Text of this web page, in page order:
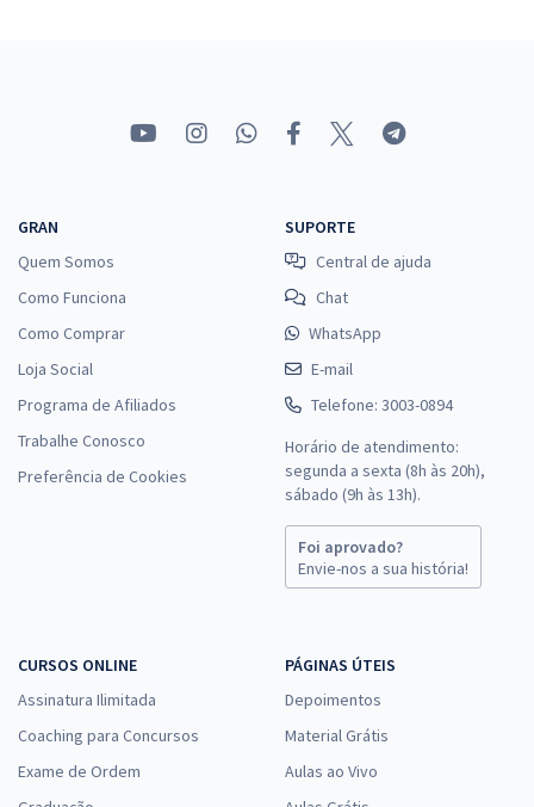
GRAN
Quem Somos
Como Funciona
Como Comprar
Loja Social
Programa de Afiliados
Trabalhe Conosco
Preferência de Cookies
SUPORTE
Central de ajuda
Chat
WhatsApp
E-mail
Telefone: 3003-0894
Horário de atendimento:
segunda a sexta (8h às 20h),
sábado (9h às 13h).
Foi aprovado?
Envie-nos a sua história!
CURSOS ONLINE
Assinatura Ilimitada
Coaching para Concursos
Exame de Ordem
PÁGINAS ÚTEIS
Depoimentos
Material Grátis
Aulas ao Vivo